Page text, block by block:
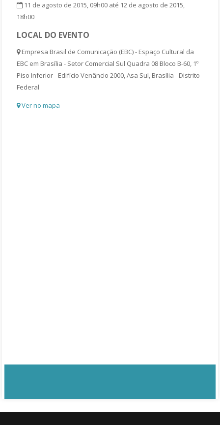
11 de agosto de 2015, 09h00 até 12 de agosto de 2015,
18h00
LOCAL DO EVENTO
Empresa Brasil de Comunicação (EBC) - Espaço Cultural da
EBC em Brasília - Setor Comercial Sul Quadra 08 Bloco B-60, 1º
Piso Inferior - Edifício Venâncio 2000, Asa Sul, Brasília - Distrito
Federal
Ver no mapa